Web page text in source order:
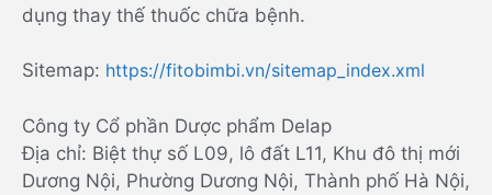
dụng thay thế thuốc chữa bệnh.
Sitemap: https://fitobimbi.vn/sitemap_index.xml
Công ty Cổ phần Dược phẩm Delap
Địa chỉ: Biệt thự số L09, lô đất L11, Khu đô thị mới
Dương Nội, Phường Dương Nội, Thành phố Hà Nội,